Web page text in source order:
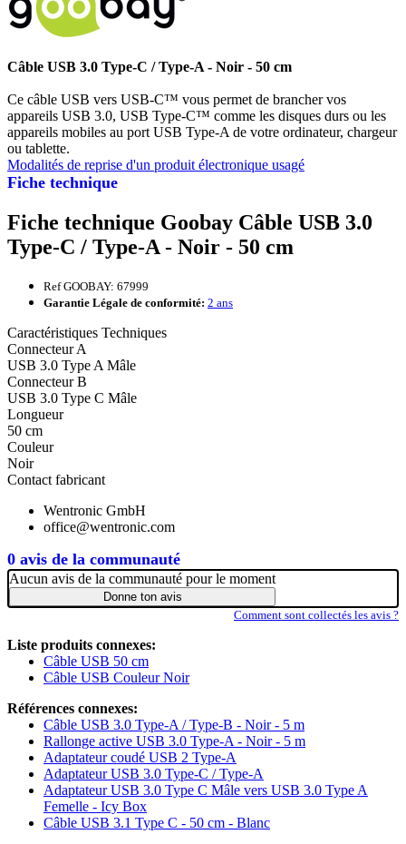
Fiche technique
0 avis de la communauté
Câble USB 3.0 Type-C / Type-A - Noir - 50 cm
Ce câble USB vers USB-C™ vous permet de brancher vos
appareils USB 3.0, USB Type-C™ comme les disques durs ou les
appareils mobiles au port USB Type-A de votre ordinateur, chargeur
ou tablette.
Modalités de reprise d'un produit électronique usagé
Fiche technique Goobay Câble USB 3.0
Type-C / Type-A - Noir - 50 cm
Ref GOOBAY: 67999
Garantie Légale de conformité: 2 ans
Caractéristiques Techniques
Connecteur A
USB 3.0 Type A Mâle
Connecteur B
USB 3.0 Type C Mâle
Longueur
50 cm
Couleur
Noir
Contact fabricant
Wentronic GmbH
office@wentronic.com
Aucun avis de la communauté pour le moment
Donne ton avis
Comment sont collectés les avis ?
Liste produits connexes:
Câble USB 50 cm
Câble USB Couleur Noir
Références connexes:
Câble USB 3.0 Type-A / Type-B - Noir - 5 m
Rallonge active USB 3.0 Type-A - Noir - 5 m
Adaptateur coudé USB 2 Type-A
Adaptateur USB 3.0 Type-C / Type-A
Adaptateur USB 3.0 Type C Mâle vers USB 3.0 Type A
Femelle - Icy Box
Câble USB 3.1 Type C - 50 cm - Blanc